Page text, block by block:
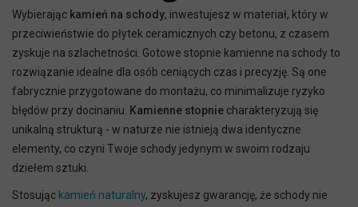
Wybierając kamień na schody, inwestujesz w materiał, który w
przeciwieństwie do płytek ceramicznych czy betonu, z czasem
zyskuje na szlachetności. Gotowe stopnie kamienne na schody to
rozwiązanie idealne dla osób ceniących czas i precyzję. Są one
fabrycznie przygotowane do montażu, co minimalizuje ryzyko
błędów przy docinaniu. Kamienne stopnie charakteryzują się
unikalną strukturą - w naturze nie istnieją dwa identyczne
elementy, co czyni Twoje schody jedynym w swoim rodzaju
dziełem sztuki.
Stosując kamień naturalny, zyskujesz gwarancję, że schody nie